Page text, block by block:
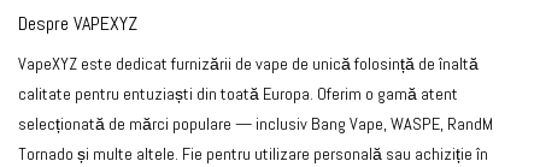
Despre VAPEXYZ
VapeXYZ este dedicat furnizării de vape de unică folosință de înaltă
calitate pentru entuziaști din toată Europa. Oferim o gamă atent
selecționată de mărci populare — inclusiv Bang Vape, WASPE, RandM
Tornado și multe altele. Fie pentru utilizare personală sau achiziție în